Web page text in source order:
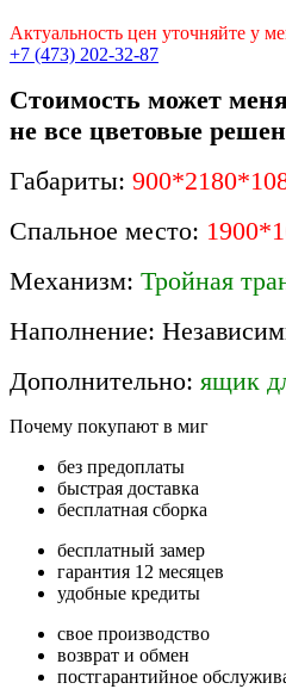
Актуальность цен уточняйте у
+7 (473) 202-32-87
Стоимость может
не все цветовые
Габариты:
Спальное место:
Механизм: Тройная
Наполнение:
Дополнительно: ящик
Почему покупают в миг
без предоплаты
быстрая доставка
бесплатная сборка
бесплатный замер
гарантия 12 месяцев
удобные кредиты
свое производство
возврат и обмен
постгарантийное